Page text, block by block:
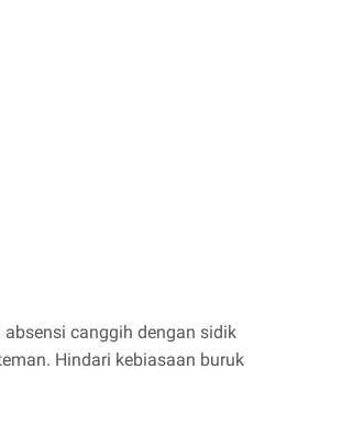
canggih dengan sidik
Hindari kebiasaan buruk